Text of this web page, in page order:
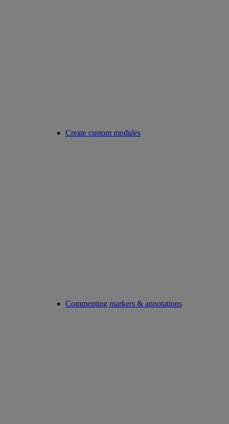
Create custom modules
Commenting markers & annotations